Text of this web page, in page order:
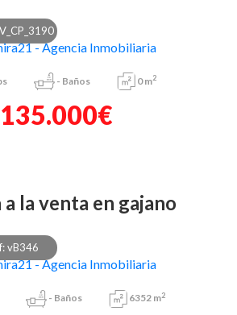
- Baños 0 m2
135.000€
a la venta en gajano
vB346
- Baños 6352 m2